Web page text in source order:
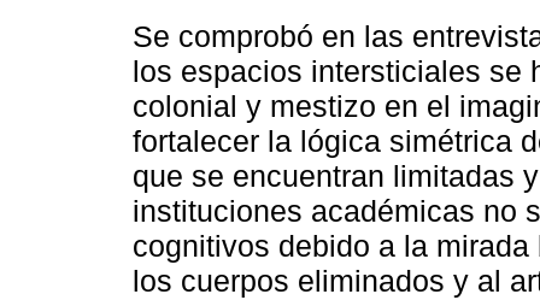
Se comprobó en las
los espacios intersticiales se
colonial y mestizo en el
fortalecer la lógica simétrica
que se encuentran limitadas
instituciones académicas no
cognitivos debido a la
los cuerpos eliminados y al